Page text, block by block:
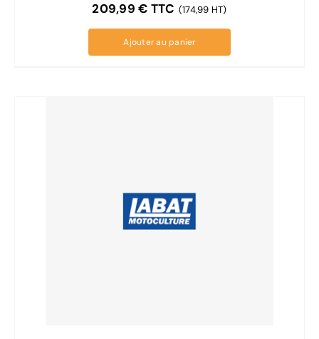
209,99€ TTC (174,99 HT)
Ajouter au panier